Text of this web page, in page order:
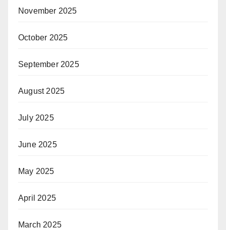
November 2025
October 2025
September 2025
August 2025
July 2025
June 2025
May 2025
April 2025
March 2025